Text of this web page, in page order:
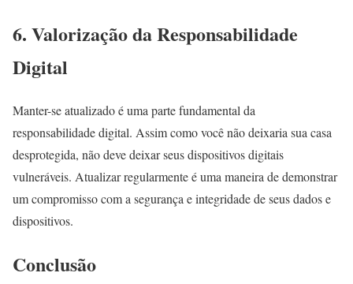
6. Valorização da Responsabilidade
Digital
Manter-se atualizado é uma parte fundamental da
responsabilidade digital. Assim como você não deixaria sua casa
desprotegida, não deve deixar seus dispositivos digitais
vulneráveis. Atualizar regularmente é uma maneira de demonstrar
um compromisso com a segurança e integridade de seus dados e
dispositivos.
Conclusão